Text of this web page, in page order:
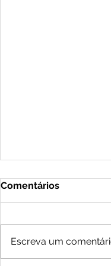
"Aché!", Aché!
Comentários
Escreva um